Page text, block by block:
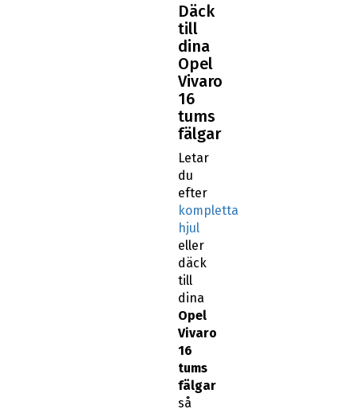
Däck
till
dina
Opel
Vivaro
16
tums
fälgar
Letar
du
efter
kompletta
hjul
eller
däck
till
dina
Opel
Vivaro
16
tums
fälgar
så